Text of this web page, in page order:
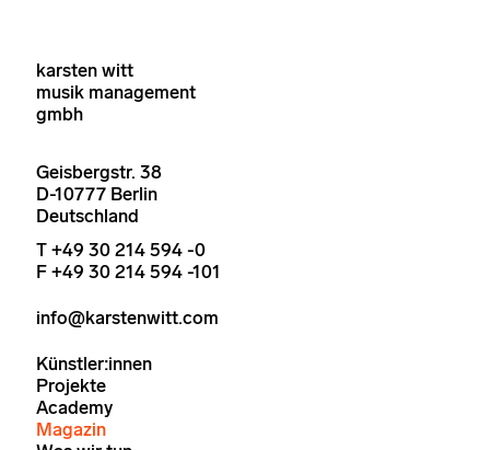
karsten witt
musik management
gmbh
Geisbergstr. 38
D-10777 Berlin
Deutschland
T +49 30 214 594 -0
F +49 30 214 594 -101
info@karstenwitt.com
Künstler:innen
Projekte
Academy
Magazin